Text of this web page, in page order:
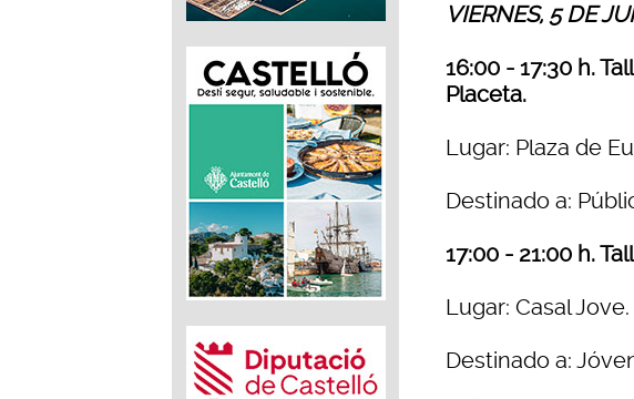
VIERNES, 5 DE
16:00 - 17:30 h.
Placeta.
Lugar: Plaza de
Destinado a:
17:00 - 21:00 h.
Lugar: Casal Jove.
Destinado a: